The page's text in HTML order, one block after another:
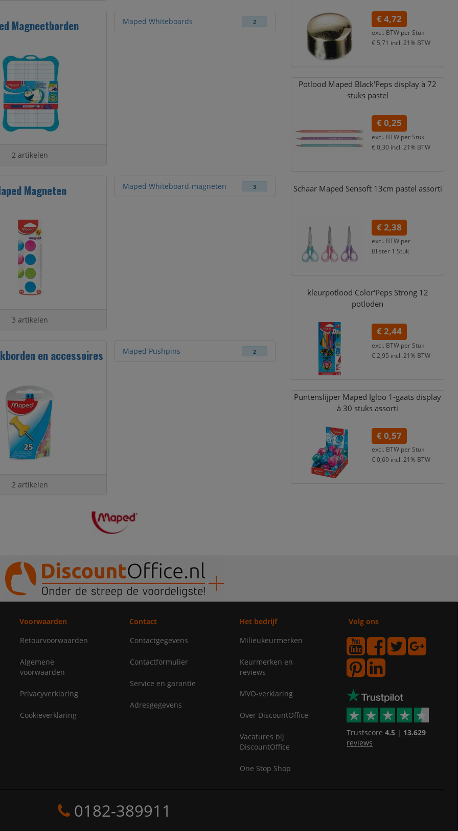
Magneetborden
2 artikelen
Maped Whiteboards 2
Magneten
3 artikelen
Maped Whiteboard-magneten 3
en accessoires
2 artikelen
Maped Pushpins 2
€ 4,72
excl. BTW per Stuk
€ 5,71 incl. 21% BTW
Potlood Maped Black'Peps display à 72
stuks pastel
€ 0,25
excl. BTW per Stuk
€ 0,30 incl. 21% BTW
Schaar Maped Sensoft 13cm pastel assorti
€ 2,38
excl. BTW per
Blister 1 Stuk
kleurpotlood Color'Peps Strong 12
potloden
€ 2,44
excl. BTW per Stuk
€ 2,95 incl. 21% BTW
Puntenslijper Maped Igloo 1-gaats display
à 30 stuks assorti
€ 0,57
excl. BTW per Stuk
€ 0,69 incl. 21% BTW
Voorwaarden
Retourvoorwaarden
Algemene
voorwaarden
Privacyverklaring
Cookieverklaring
Contact
Contactgegevens
Contactformulier
Service en garantie
Adresgegevens
Het bedrijf
Milieukeurmerken
Keurmerken en
reviews
MVO-verklaring
Over DiscountOffice
Vacatures bij
DiscountOffice
One Stop Shop
Volg ons
Trustscore4.5 | 13.629
reviews
0182-389911